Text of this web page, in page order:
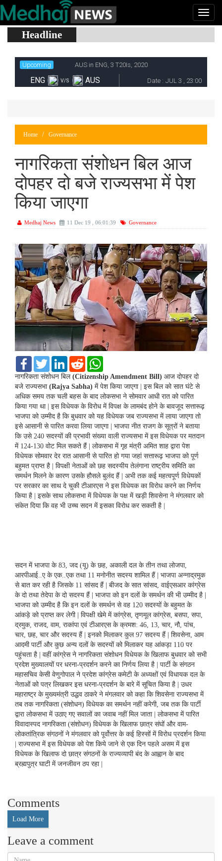
Headline
Home Governance
नागरिकता संशोधन बिल आज
दोपहर दो बजे राज्यसभा में पेश
किया जाएगा
Medhaj News 11 Dec 19 , 06:01:39 Governance
F
c
e
o
o
k
T
i
t
t
e
r
L
n
d
I
n
R
d
t
a
t
s
A
p
p
नागरिकता संशोधन बिल (Citizenship Amendment Bill) आज दोपहर दो
बजे राज्यसभा (Rajya Sabha) में पेश किया जाएगा | इस बिल को सात घंटे से
अधिक समय तक चली बहस के बाद लोकसभा ने सोमवार आधी रात को पारित
किया गया था | इस विधेयक के विरोध में विपक्ष के लामबंद होने के बावजूद सत्तारूढ़
भाजपा को उम्मीद है कि बुधवार को यह विधेयक जब राज्यसभा में लाया जाएगा तो
इसे आसानी से पारित करवा लिया जाएगा | भाजपा नीत राजग के सूत्रों ने बताया
कि उसे 240 सदस्यों की प्रभावी संख्या वाली राज्यसभा में इस विधेयक पर मतदान
में 124-130 वोट मिल सकते हैं | लोकसभा में गृह मंत्री अमित शाह द्वारा पेश
विधेयक सोमवार देर रात आसानी से पारित हो गया जहां सत्तारूढ़ भाजपा को पूर्ण
बहुमत प्राप्त है | विपक्षी नेताओं को छह सदस्यीय तेलंगाना राष्ट्रीय समिति का
समर्थन मिलने के कारण उसके हौसले बुलंद हैं | अभी तक कई महत्वपूर्ण विधेयकों
पर सरकार का साथ दे चुकी टीआरएस ने इस विधेयक का विरोध करने का निर्णय
किया है | इसके साथ लोकसभा में विधेयक के पक्ष में खड़ी शिवसेना ने मंगलवार को
संकेत दिया कि वह भी उच्च सदन में इसका विरोध कर सकती है |
सदन में भाजपा के 83, जद (यू) के छह, अकाली दल के तीन तथा लोजपा,
आरपीआई..ए के एक..एक तथा 11 मनोनीत सदस्य शामिल हैं | भाजपा अन्नाद्रमुक
से बात कर रही है जिसके 11 सांसद हैं | बीजद के सात सांसद, वाईएसआर कांग्रेस
के दो तथा तेदेपा के दो सदस्य हैं | भाजपा को इन दलों के समर्थन की भी उम्मीद है |
भाजपा को उम्मीद है कि इन दलों के समर्थन से वह 120 सदस्यों के बहुमत के
आंकड़े को प्राप्त कर लेगी | विपक्षी खेमे में कांग्रेस, तृणमूल कांग्रेस, बसपा, सपा,
द्रमुक, राजद, वाम, राकांपा एवं टीआरएस के क्रमश: 46, 13, चार, नौ, पांच,
चार, छह, चार और सदस्य हैं | इनको मिलाकर कुल 97 सदस्य हैं | शिवसेना, आम
आदमी पार्टी और कुछ अन्य दलों के सदस्यों को मिलाकर यह आंकड़ा 110 पर
पहुंचता है | वहीं कांग्रेस ने नागरिकता संशोधन विधेयक के खिलाफ बुधवार को सभी
प्रदेश मुख्यालयों पर धरना-प्रदर्शन करने का निर्णय लिया है | पार्टी के संगठन
महासचिव केसी वेणुगोपाल ने प्रदेश कांग्रेस कमेटी के अध्यक्षों एवं विधायक दल के
नेताओं को पत्र लिखकर इस धरना-प्रदर्शन के बारे में सूचित किया है | उधर
महाराष्ट्र के मुख्यमंत्री उद्धव ठाकरे ने मंगलवार को कहा कि शिवसेना राज्यसभा में
तब तक नागरिकता (संशोधन) विधेयक का समर्थन नहीं करेगी, जब तक कि पार्टी
द्वारा लोकसभा में उठाए गए सवालों का जवाब नहीं मिल जाता | लोकसभा में पारित
विवादास्पद नागरिकता (संशोधन) विधेयक के खिलाफ छात्र संघों और वाम-
लोकतांत्रिक संगठनों ने मंगलवार को पूर्वोत्तर के कई हिस्सों में विरोध प्रदर्शन किया
| राज्यसभा में इस विधेयक को पेश किये जाने से एक दिन पहले असम में इस
विधेयक के खिलाफ दो छात्र संगठनों के राज्यव्यापी बंद के आह्वान के बाद
ब्रह्मपुत्र घाटी में जनजीवन ठप रहा |
Comments
Load More
Leave a comment